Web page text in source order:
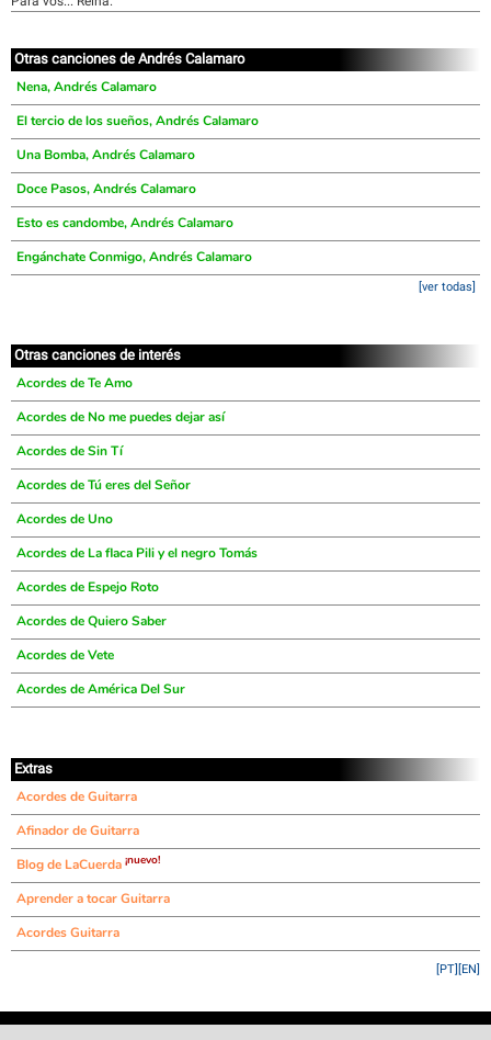
Otras canciones de Andrés Calamaro
Nena, Andrés Calamaro
El tercio de los sueños, Andrés Calamaro
Una Bomba, Andrés Calamaro
Doce Pasos, Andrés Calamaro
Esto es candombe, Andrés Calamaro
Engánchate Conmigo, Andrés Calamaro
[ver todas]
Otras canciones de interés
Acordes de Te Amo
Acordes de No me puedes dejar así
Acordes de Sin Tí
Acordes de Tú eres del Señor
Acordes de Uno
Acordes de La flaca Pili y el negro Tomás
Acordes de Espejo Roto
Acordes de Quiero Saber
Acordes de Vete
Acordes de América Del Sur
Extras
Acordes de Guitarra
Afinador de Guitarra
Blog de LaCuerda ¡nuevo!
Aprender a tocar Guitarra
Acordes Guitarra
[EN]
[PT]